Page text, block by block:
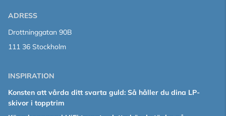
ADRESS
Drottninggatan 90B
111 36 Stockholm
INSPIRATION
Konsten att vårda ditt svarta guld: Så håller du dina LP-
skivor i topptrim